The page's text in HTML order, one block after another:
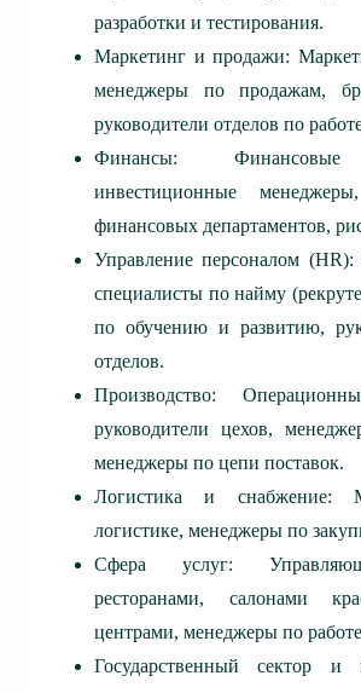
разработки и тестирования.
Маркетинг и продажи:
менеджеры по продажам,
руководители отделов по
Финансы: Финансовые
инвестиционные
финансовых департаментов,
Управление персоналом
специалисты по найму
по обучению и развитию,
отделов.
Производство:
руководители цехов,
менеджеры по цепи поставок.
Логистика и снабжение:
логистике, менеджеры по
Сфера услуг:
ресторанами, салонами
центрами, менеджеры по
Государственный сектор и